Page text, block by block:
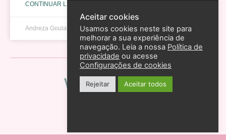
CONTINUAR LENDO »
Andreza Goulart 17 de dezembro de 2025
Web Stories
Aceitar cookies
Usamos cookies neste site para
melhorar a sua experiência de
navegação. Leia a nossa Política de
privacidade ou acesse
Configurações de cookies
Rejeitar Aceitar todos